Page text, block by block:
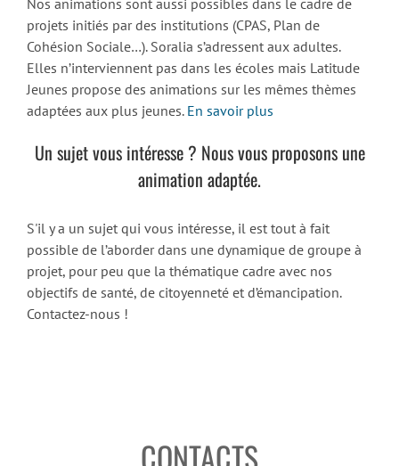
Nos animations sont aussi possibles dans le cadre de
projets initiés par des institutions (CPAS, Plan de
Cohésion Sociale…). Soralia s’adressent aux adultes.
Elles n’interviennent pas dans les écoles mais Latitude
Jeunes propose des animations sur les mêmes thèmes
adaptées aux plus jeunes. En savoir plus
Un sujet vous intéresse ? Nous vous proposons une
animation adaptée.
S'il y a un sujet qui vous intéresse, il est tout à fait
possible de l’aborder dans une dynamique de groupe à
projet, pour peu que la thématique cadre avec nos
objectifs de santé, de citoyenneté et d’émancipation.
Contactez-nous !
CONTACTS